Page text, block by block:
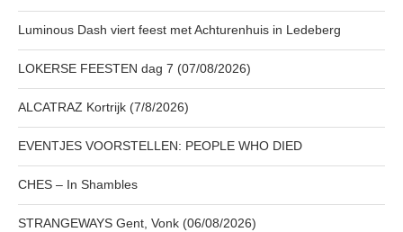
Luminous Dash viert feest met Achturenhuis in Ledeberg
LOKERSE FEESTEN dag 7 (07/08/2026)
ALCATRAZ Kortrijk (7/8/2026)
EVENTJES VOORSTELLEN: PEOPLE WHO DIED
CHES – In Shambles
STRANGEWAYS Gent, Vonk (06/08/2026)